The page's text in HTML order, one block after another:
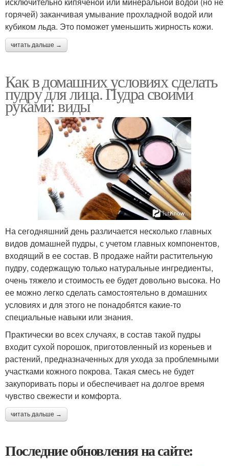
горячей) заканчивая умывание прохладной водой или
кубиком льда. Это поможет уменьшить жирность кожи.
читать дальше →
Как в домашних условиях сделать
пудру для лица. Пудра своими
руками: виды
На сегодняшний день различается несколько главных
видов домашней пудры, с учетом главных компонентов,
входящий в ее состав. В продаже найти растительную
пудру, содержащую только натуральные ингредиенты,
очень тяжело и стоимость ее будет довольно высока. Но
ее можно легко сделать самостоятельно в домашних
условиях и для этого не понадобятся какие-то
специальные навыки или знания.
Практически во всех случаях, в состав такой пудры
входит сухой порошок, приготовленный из кореньев и
растений, предназначенных для ухода за проблемными
участками кожного покрова. Такая смесь не будет
закупоривать поры и обеспечивает на долгое время
чувство свежести и комфорта.
читать дальше →
Последние обновления на сайте: